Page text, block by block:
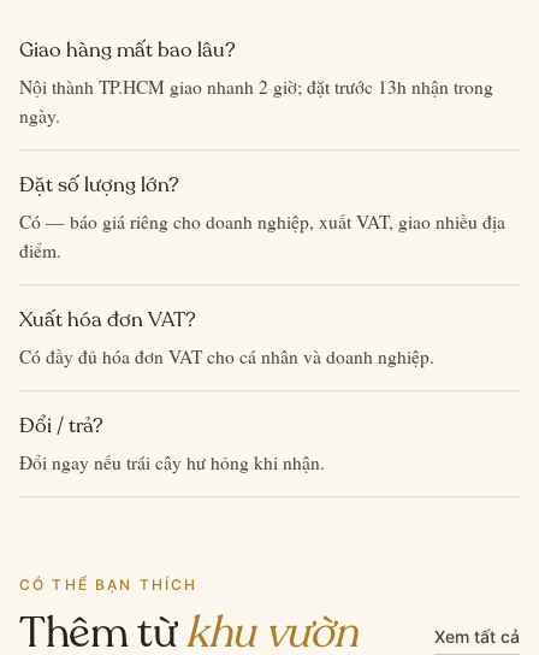
Giao hàng mất bao lâu?
Nội thành TP.HCM giao nhanh 2 giờ; đặt trước 13h nhận trong
ngày.
Đặt số lượng lớn?
Có — báo giá riêng cho doanh nghiệp, xuất VAT, giao nhiều địa
điểm.
Xuất hóa đơn VAT?
Có đầy đủ hóa đơn VAT cho cá nhân và doanh nghiệp.
Đổi / trả?
Đổi ngay nếu trái cây hư hỏng khi nhận.
CÓ THỂ BẠN THÍCH
Thêm từkhu vườn Xem tất cả